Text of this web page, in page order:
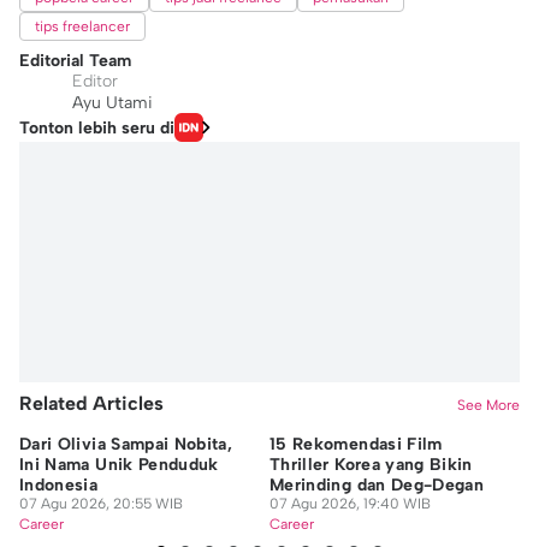
tips freelancer
Editorial Team
Editor
Ayu Utami
Tonton lebih seru di
Related Articles See More
Dari Olivia Sampai Nobita,
Ini Nama Unik Penduduk
Indonesia
07 Agu 2026, 20:55 WIB
Career
15 Rekomendasi Film
Thriller Korea yang Bikin
Merinding dan Deg-Degan
07 Agu 2026, 19:40 WIB
Career